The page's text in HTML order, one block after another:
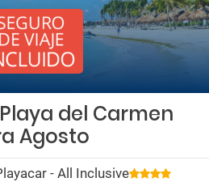
del Carmen
Agosto
- All Inclusive